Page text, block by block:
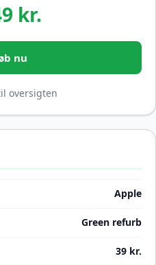
kr.
nu
oversigten
Apple
Green refurb
39 kr.